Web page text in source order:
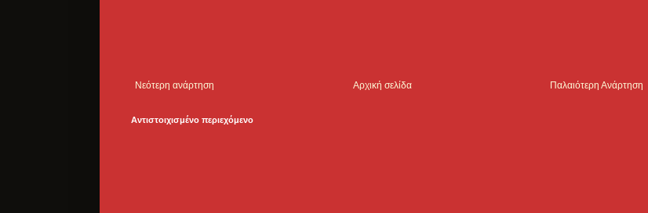
Νεότερη ανάρτηση Παλαιότερη Ανάρτηση
Αρχική σελίδα
Αντιστοιχισμένο περιεχόμενο